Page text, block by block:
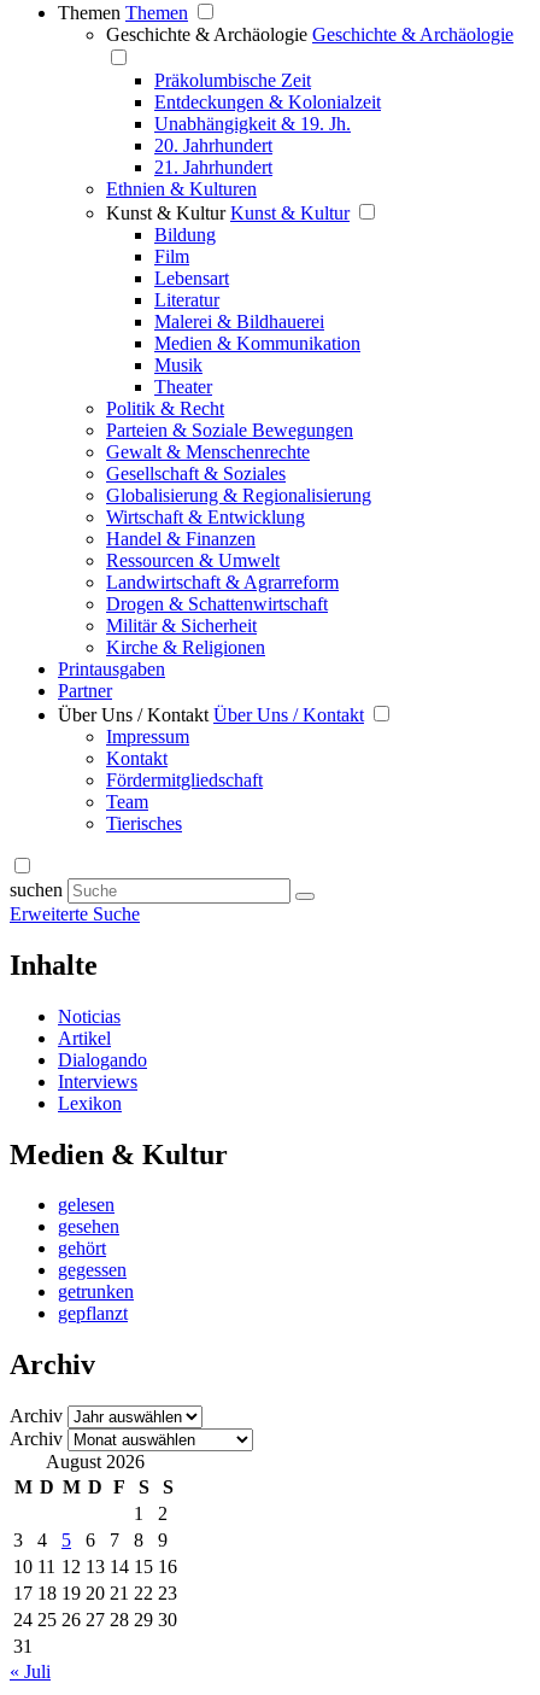
Themen Themen
Geschichte & Archäologie Geschichte & Archäologie
Präkolumbische Zeit
Entdeckungen & Kolonialzeit
Unabhängigkeit & 19. Jh.
20. Jahrhundert
21. Jahrhundert
Ethnien & Kulturen
Kunst & Kultur Kunst & Kultur
Bildung
Film
Lebensart
Literatur
Malerei & Bildhauerei
Medien & Kommunikation
Musik
Theater
Politik & Recht
Parteien & Soziale Bewegungen
Gewalt & Menschenrechte
Gesellschaft & Soziales
Globalisierung & Regionalisierung
Wirtschaft & Entwicklung
Handel & Finanzen
Ressourcen & Umwelt
Landwirtschaft & Agrarreform
Drogen & Schattenwirtschaft
Militär & Sicherheit
Kirche & Religionen
Printausgaben
Partner
Über Uns / Kontakt Über Uns / Kontakt
Impressum
Kontakt
Fördermitgliedschaft
Team
Tierisches
suchen
Erweiterte Suche
Inhalte
Noticias
Artikel
Dialogando
Interviews
Lexikon
Medien & Kultur
gelesen
gesehen
gehört
gegessen
getrunken
gepflanzt
Archiv
Archiv
Archiv
August 2026
M D M D F S
S
1
2
3
4 5 6 7 8
9
10 11 12 13 14 15 16
17 18 19 20 21 22 23
24 25 26 27 28 29 30
31
« Juli